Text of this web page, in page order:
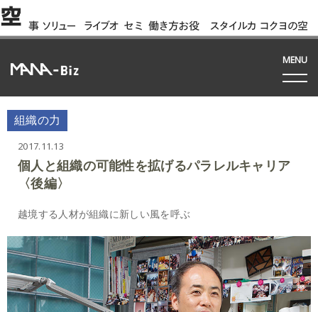
空 事
例
ソリュー
ション
ライブオ
フィス
セミ
ナー
働き方お役
立ち資料
スタイルカ
タログ
コクヨの空
間って!?
MENU
組織の力
2017.11.13
個人と組織の可能性を拡げるパラレルキャリア
〈後編〉
越境する人材が組織に新しい風を呼ぶ